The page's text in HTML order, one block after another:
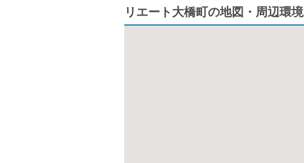
リエート大橋町の地図・周辺環境